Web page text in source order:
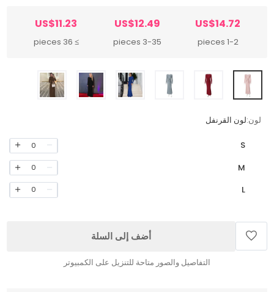
US$14.72
1-2 pieces
US$12.49
3-35 pieces
US$11.23
≥ 36 pieces
لون:لون القرنفل
S
0
M
0
L
0
أضف إلى السلة
التفاصيل والصور متاحة للتنزيل على الكمبيوتر